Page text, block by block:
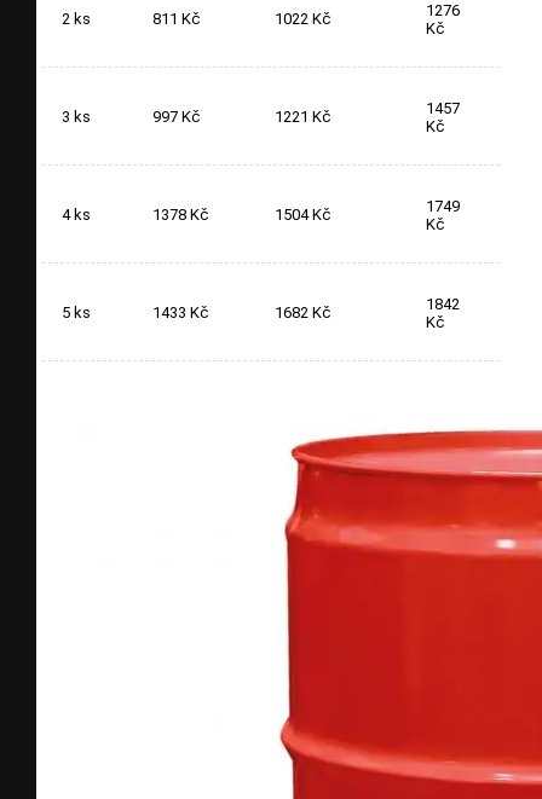
2 ks 811 Kč 1022 Kč
1276
Kč
3 ks 997 Kč 1221 Kč
1457
Kč
4 ks 1378 Kč 1504 Kč
1749
Kč
5 ks 1433 Kč 1682 Kč
1842
Kč